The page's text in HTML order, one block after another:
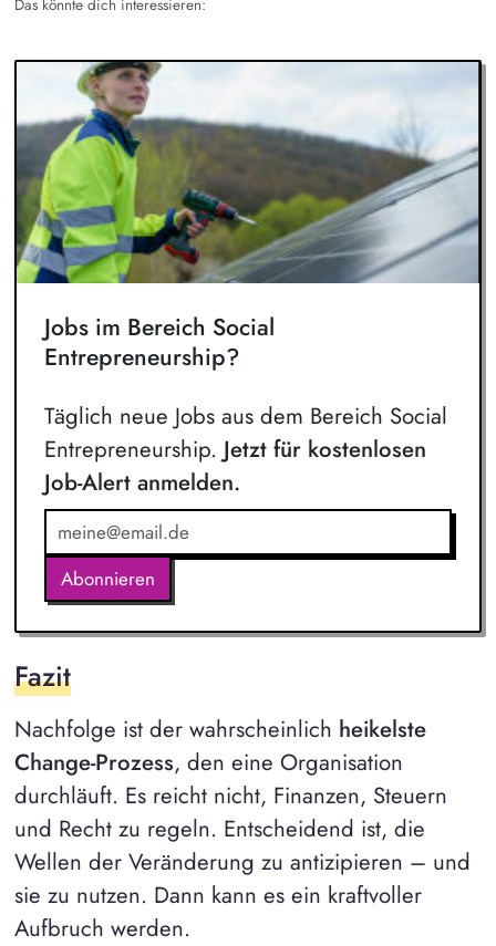
Das könnte dich interessieren:
Jobs im Bereich Social
Entrepreneurship?
Täglich neue Jobs aus dem Bereich Social
Entrepreneurship. Jetzt für kostenlosen
Job-Alert anmelden.
Abonnieren
Fazit
Nachfolge ist der wahrscheinlich heikelste
Change-Prozess, den eine Organisation
durchläuft. Es reicht nicht, Finanzen, Steuern
und Recht zu regeln. Entscheidend ist, die
Wellen der Veränderung zu antizipieren – und
sie zu nutzen. Dann kann es ein kraftvoller
Aufbruch werden.